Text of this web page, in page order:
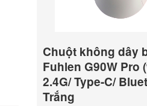
Chuột không dây
Fuhlen G90W Pro
2.4G/ Type-C/
Trắng